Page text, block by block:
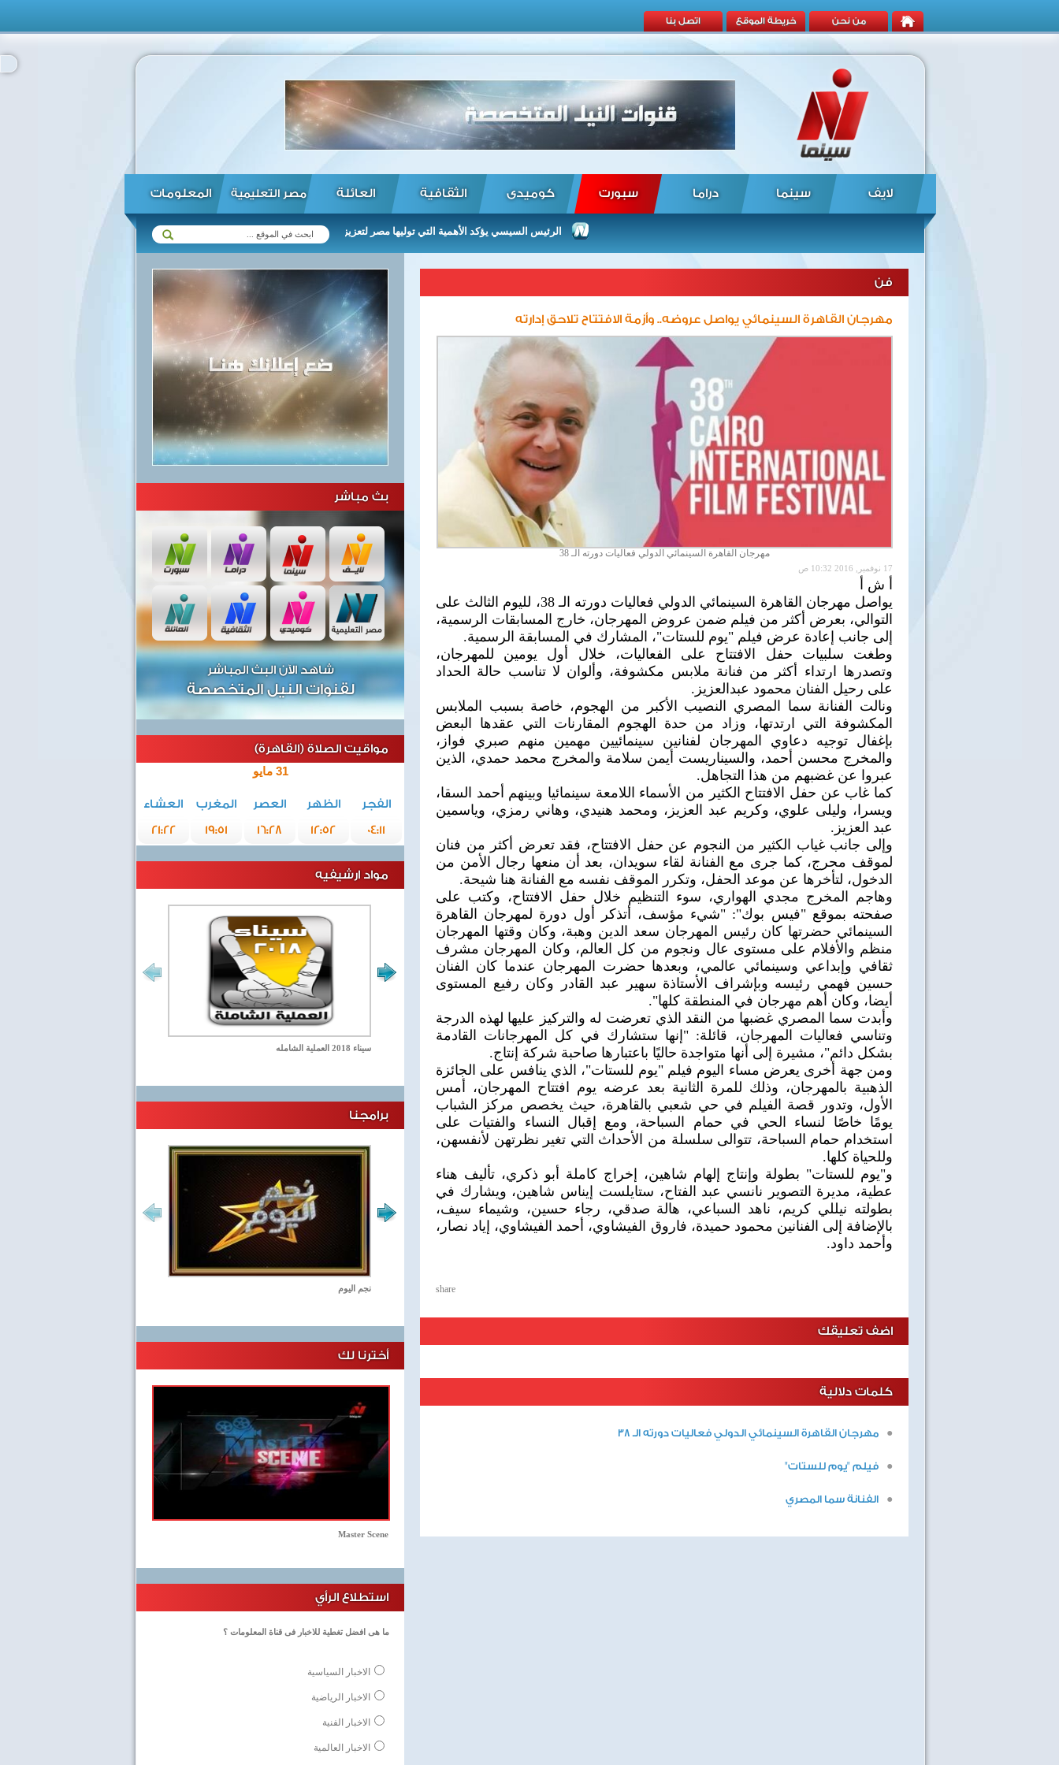
من نحن خريطة الموقع اتصل بنا
لايف سينما دراما سبورت كوميدى الثقافية العائلة مصر التعليمية المعلومات
الرئيس السيسي يؤكد الأهمية التي توليها مصر لتعزيز العلاقات مع زيمبابوي في مختلف المجالات ...
فن
مهرجان القاهرة السينمائي يواصل عروضه.. وأزمة الافتتاح تلاحق إدارته
مهرجان القاهرة السينمائي الدولي فعاليات دورته الـ 38
17 نوفمبر, 2016 10:32 ص
أ ش أ
يواصل مهرجان القاهرة السينمائي الدولي فعاليات دورته الـ 38، لليوم الثالث على
التوالي، بعرض أكثر من فيلم ضمن عروض المهرجان، خارج المسابقات الرسمية،
إلى جانب إعادة عرض فيلم "يوم للستات"، المشارك في المسابقة الرسمية.
وطغت سلبيات حفل الافتتاح على الفعاليات، خلال أول يومين للمهرجان،
وتصدرها ارتداء أكثر من فنانة ملابس مكشوفة، وألوان لا تناسب حالة الحداد
على رحيل الفنان محمود عبدالعزيز.
ونالت الفنانة سما المصري النصيب الأكبر من الهجوم، خاصة بسبب الملابس
المكشوفة التي ارتدتها، وزاد من حدة الهجوم المقارنات التي عقدها البعض
بإغفال توجيه دعاوي المهرجان لفنانين سينمائيين مهمين منهم صبري فواز،
والمخرج محسن أحمد، والسيناريست أيمن سلامة والمخرج محمد حمدي، الذين
عبروا عن غضبهم من هذا التجاهل.
كما غاب عن حفل الافتتاح الكثير من الأسماء اللامعة سينمائيا وبينهم أحمد السقا،
ويسرا، وليلى علوي، وكريم عبد العزيز، ومحمد هنيدي، وهاني رمزي، وياسمين
عبد العزيز.
وإلى جانب غياب الكثير من النجوم عن حفل الافتتاح، فقد تعرض أكثر من فنان
لموقف محرج، كما جرى مع الفنانة لقاء سويدان، بعد أن منعها رجال الأمن من
الدخول، لتأخرها عن موعد الحفل، وتكرر الموقف نفسه مع الفنانة هنا شيحة.
وهاجم المخرج مجدي الهواري، سوء التنظيم خلال حفل الافتتاح، وكتب على
صفحته بموقع "فيس بوك": "شيء مؤسف، أتذكر أول دورة لمهرجان القاهرة
السينمائي حضرتها كان رئيس المهرجان سعد الدين وهبة، وكان وقتها المهرجان
منظم والأفلام على مستوى عال ونجوم من كل العالم، وكان المهرجان مشرف
ثقافي وإبداعي وسينمائي عالمي، وبعدها حضرت المهرجان عندما كان الفنان
حسين فهمي رئيسه وبإشراف الأستاذة سهير عبد القادر وكان رفيع المستوى
أيضا، وكان أهم مهرجان في المنطقة كلها".
وأبدت سما المصري غضبها من النقد الذي تعرضت له والتركيز عليها لهذه الدرجة
وتناسي فعاليات المهرجان، قائلة: "إنها ستشارك في كل المهرجانات القادمة
بشكل دائم"، مشيرة إلى أنها متواجدة حاليًا باعتبارها صاحبة شركة إنتاج.
ومن جهة أخرى يعرض مساء اليوم فيلم "يوم للستات"، الذي ينافس على الجائزة
الذهبية بالمهرجان، وذلك للمرة الثانية بعد عرضه يوم افتتاح المهرجان، أمس
الأول، وتدور قصة الفيلم في حي شعبي بالقاهرة، حيث يخصص مركز الشباب
يومًا خاصًا لنساء الحي في حمام السباحة، ومع إقبال النساء والفتيات على
استخدام حمام السباحة، تتوالى سلسلة من الأحداث التي تغير نظرتهن لأنفسهن،
وللحياة كلها.
و"يوم للستات" بطولة وإنتاج إلهام شاهين، إخراج كاملة أبو ذكري، تأليف هناء
عطية، مديرة التصوير نانسي عبد الفتاح، ستايلست إيناس شاهين، ويشارك في
بطولته نيللي كريم، ناهد السباعي، هالة صدقي، رجاء حسين، وشيماء سيف،
بالإضافة إلى الفنانين محمود حميدة، فاروق الفيشاوي، أحمد الفيشاوي، إياد نصار،
وأحمد داود.
share
اضف تعليقك
كلمات دلالية
مهرجان القاهرة السينمائي الدولي فعاليات دورته الـ 38
فيلم "يوم للستات"
الفنانة سما المصري
بث مباشر
شاهد الآن البث المباشر
لقنوات النيل المتخصصة
مواقيت الصلاة (القاهرة)
31 مايو
الفجر الظهر العصر المغرب
العشاء
04:11
12:52
16:28
19:51
21:22
مواد ارشيفيه
سيناء 2018 العملية الشامله مصر تحارب الاهارب اغاني وطنية
برامجنا
نجم اليوم
أخترنا لك
Master Scene
استطلاع الرأي
ما هى افضل تغطية للاخبار فى قناة المعلومات ؟
الاخبار السياسية
الاخبار الرياضية
الاخبار الفنية
الاخبار العالمية